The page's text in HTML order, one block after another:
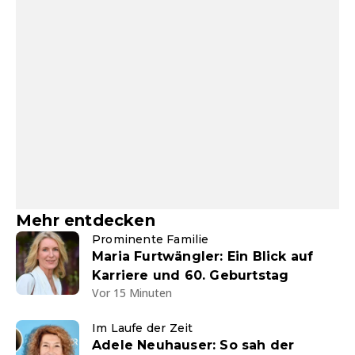
Mehr entdecken
Prominente Familie
Maria Furtwängler: Ein Blick auf
Karriere und 60. Geburtstag
Vor 15 Minuten
Im Laufe der Zeit
Adele Neuhauser: So sah der